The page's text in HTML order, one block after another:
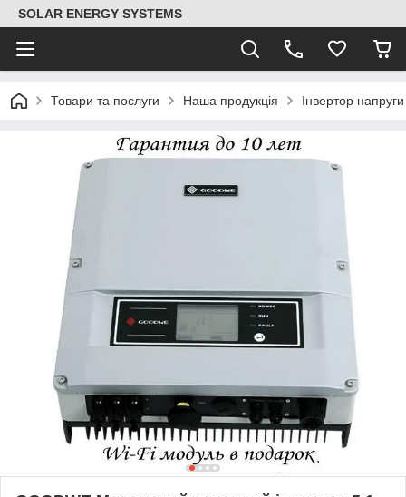
SOLAR ENERGY SYSTEMS
Товари та послуги Наша продукція Інвертор